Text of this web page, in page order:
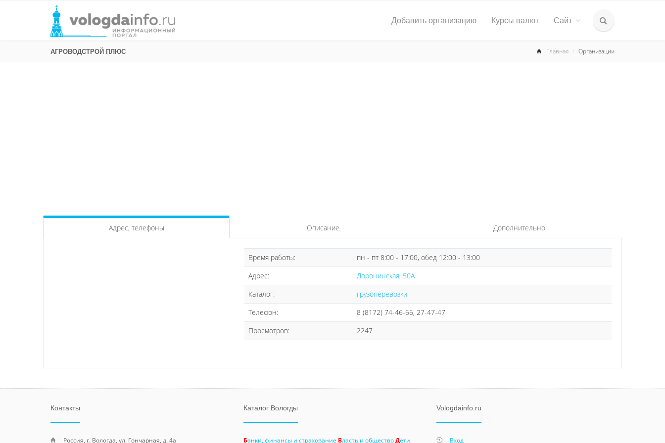
Добавить организацию Курсы валют Сайт
АГРОВОДСТРОЙ ПЛЮС Главная Организации
Адрес, телефоны Описание Дополнительно
Время работы:
пн - пт 8:00 - 17:00, обед 12:00 - 13:00
Адрес:
Доронинская, 50А
Каталог:
грузоперевозки
Телефон:
8 (8172) 74-46-66, 27-47-47
Просмотров:
2247
Контакты
Россия, г. Вологда, ул. Гончарная, д. 4а
Каталог Вологды
Банки, финансы и страхование Власть и обществоДети
Vologdainfo.ru
Вход